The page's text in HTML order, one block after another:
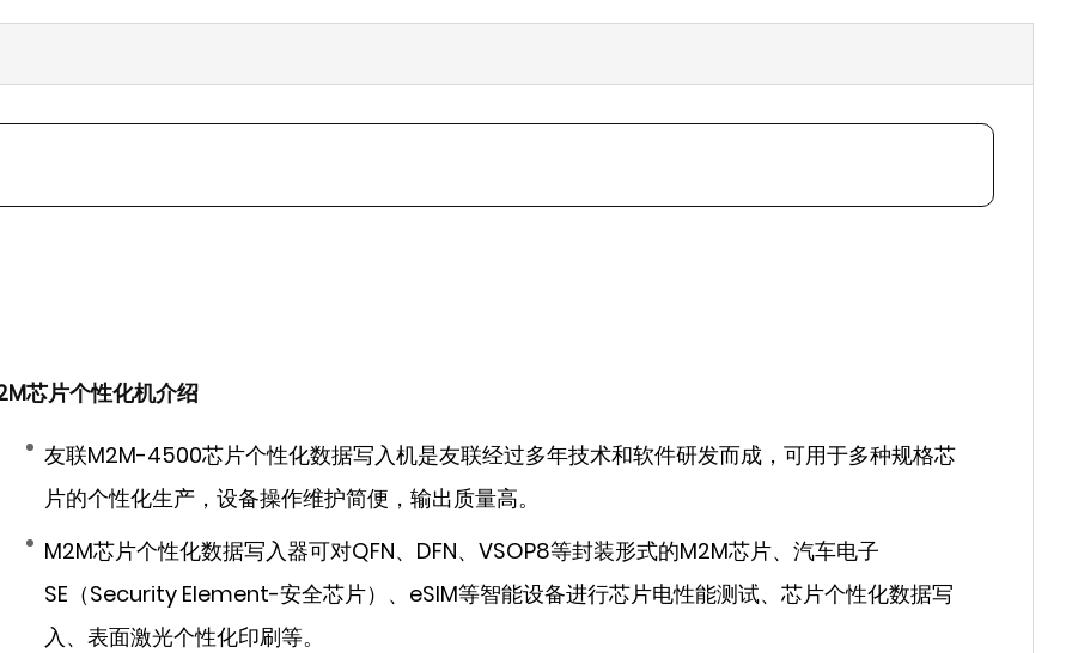
芯片个性化机介绍
友联M2M-4500芯片个性化数据写入机是友联经过多年技术和软件研发而成，可用于多种规格芯
片的个性化生产，设备操作维护简便，输出质量高。
M2M芯片个性化数据写入器可对QFN、DFN、VSOP8等封装形式的M2M芯片、汽车电子
SE（Security Element-安全芯片）、eSIM等智能设备进行芯片电性能测试、芯片个性化数据写
入、表面激光个性化印刷等。